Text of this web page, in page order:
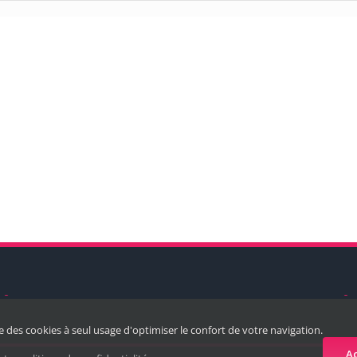
des cookies à seul usage d'optimiser le confort de votre navigation.